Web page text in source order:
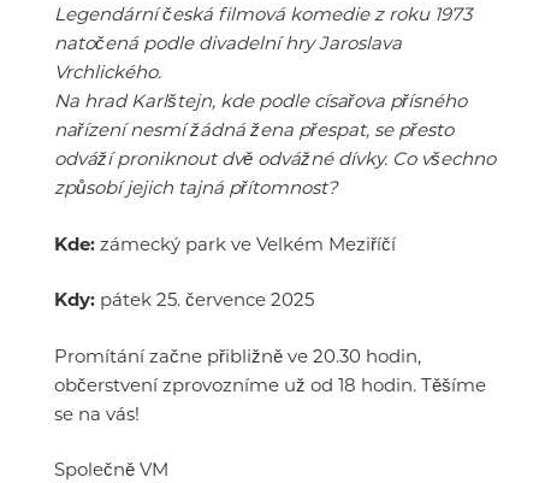
Legendární česká filmová komedie z roku 1973
natočená podle divadelní hry Jaroslava
Vrchlického.
Na hrad Karlštejn, kde podle císařova přísného
nařízení nesmí žádná žena přespat, se přesto
odváží proniknout dvě odvážné dívky. Co všechno
způsobí jejich tajná přítomnost?
Kde: zámecký park ve Velkém Meziříčí
Kdy: pátek 25. července 2025
Promítání začne přibližně ve 20.30 hodin,
občerstvení zprovozníme už od 18 hodin. Těšíme
se na vás!
Společně VM